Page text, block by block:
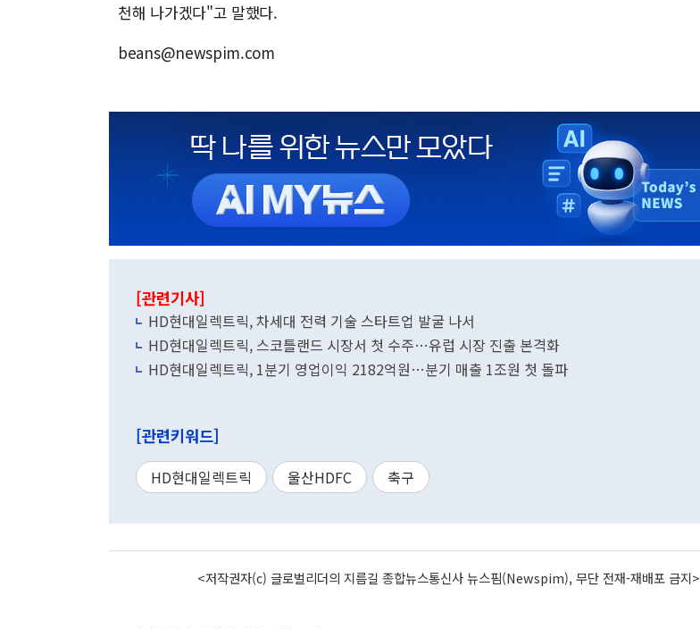
천해 나가겠다"고 말했다.
beans@newspim.com
[관련기사]
HD현대일렉트릭, 차세대 전력 기술 스타트업 발굴 나서
HD현대일렉트릭, 스코틀랜드 시장서 첫 수주…유럽 시장 진출 본격화
HD현대일렉트릭, 1분기 영업이익 2182억원…분기 매출 1조원 첫 돌파
[관련키워드]
HD현대일렉트릭 울산HDFC 축구
<저작권자(c) 글로벌리더의 지름길 종합뉴스통신사 뉴스핌(Newspim), 무단 전재-재배포 금지>